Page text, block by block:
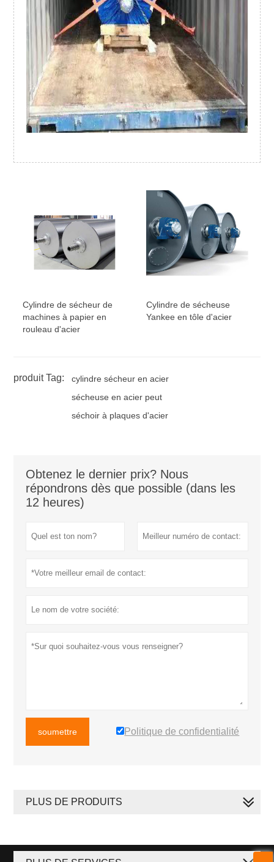
Cylindre de sécheur de
machines à papier en
rouleau d'acier
Cylindre de sécheuse
Yankee en tôle d'acier
produit Tag:
cylindre sécheur en acier
sécheuse en acier peut
séchoir à plaques d'acier
Obtenez le dernier prix? Nous
répondrons dès que possible (dans les
12 heures)
soumettre Politique de confidentialité
PLUS DE PRODUITS